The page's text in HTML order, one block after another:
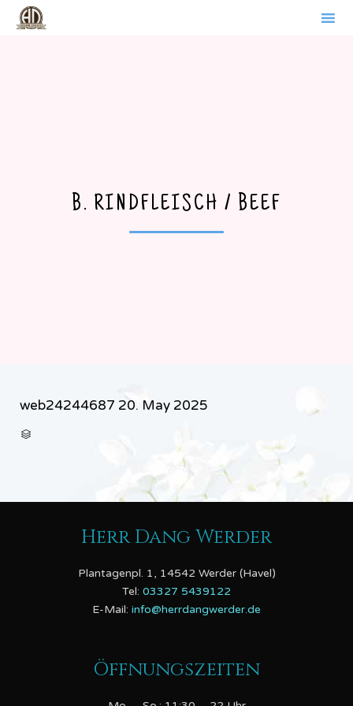
B. RINDFLEISCH / BEEF
web24244687 20. May 2025

Herr Dang Werder
Plantagenpl. 1, 14542 Werder (Havel)
Tel: 03327 5439122
E-Mail: info@herrdangwerder.de
Öffnungszeiten